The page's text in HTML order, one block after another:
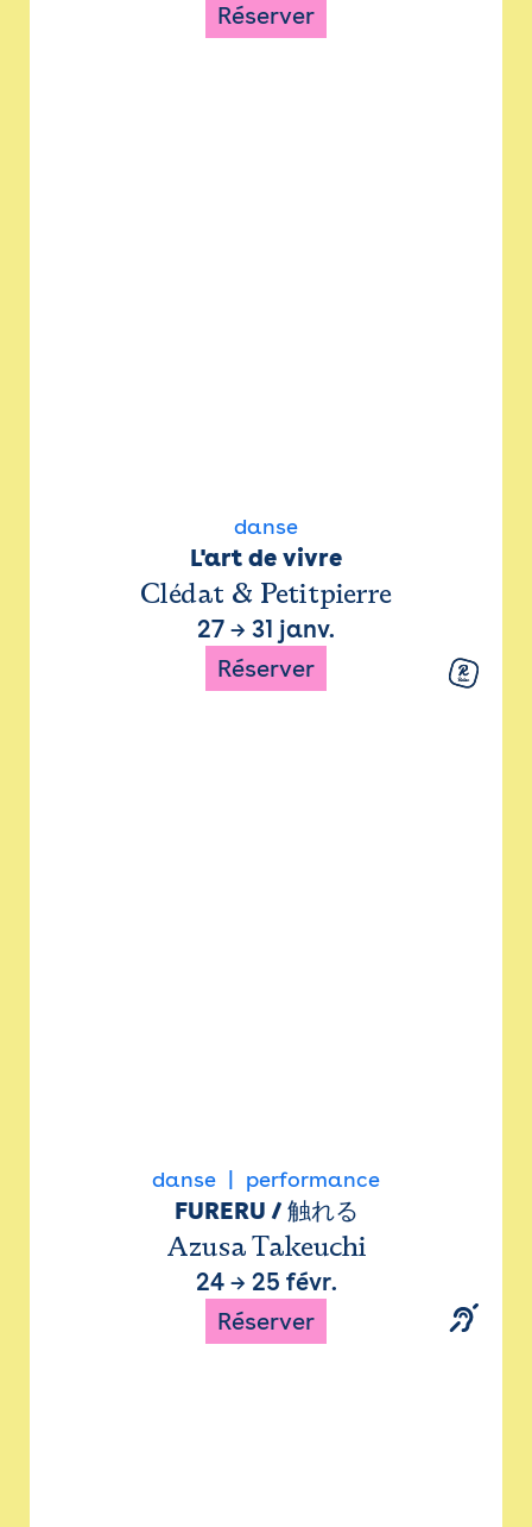
Réserver
danse
L'art de vivre
Clédat & Petitpierre
27 → 31 janv.
Réserver
danse performance
FURERU / 触れる
Azusa Takeuchi
24→ 25 févr.
Réserver